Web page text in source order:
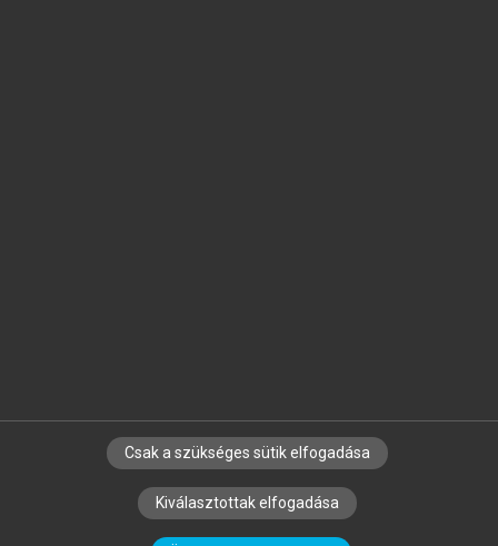
SZERZŐKNEK CÉGEKNEK KÖNYVTÁROSOKNAK
SZERKESZTÉSI ÉS LEKTORÁLÁSI ALAPELVEK
Csak a szükséges sütik elfogadása
Kiválasztottak elfogadása